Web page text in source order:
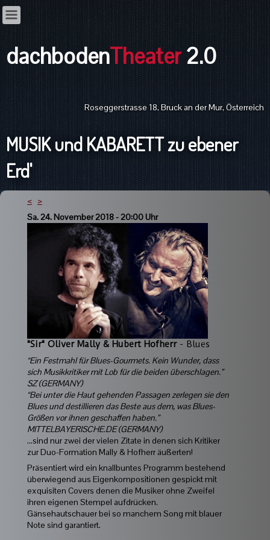
dachbodenTheater2.0
Roseggerstrasse 18, Bruck an der Mur, Österreich
MUSIK und KABARETT zu ebener
Erd'
< >
Sa. 24. November 2018 - 20:00 Uhr
"Sir" Oliver Mally & Hubert Hofherr- Blues
“Ein Festmahl für Blues-Gourmets. Kein Wunder, dass
sich Musikkritiker mit Lob für die beiden überschlagen.”
SZ (GERMANY)
“Bei unter die Haut gehenden Passagen zerlegen sie den
Blues und destillieren das Beste aus dem, was Blues-
Größen vor ihnen geschaffen haben.”
MITTELBAYERISCHE.DE (GERMANY)
…sind nur zwei der vielen Zitate in denen sich Kritiker
zur Duo-Formation Mally & Hofherr äußerten!
Präsentiert wird ein knallbuntes Programm bestehend
überwiegend aus Eigenkompositionen gespickt mit
exquisiten Covers denen die Musiker ohne Zweifel
ihren eigenen Stempel aufdrücken.
Gänsehautschauer bei so manchem Song mit blauer
Note sind garantiert.